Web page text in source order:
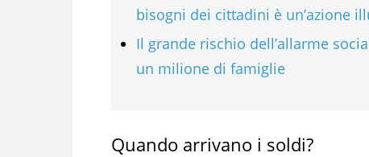
bisogni dei cittadini è un’azione
Il grande rischio dell’allarme
un milione di famiglie
Quando arrivano i soldi?